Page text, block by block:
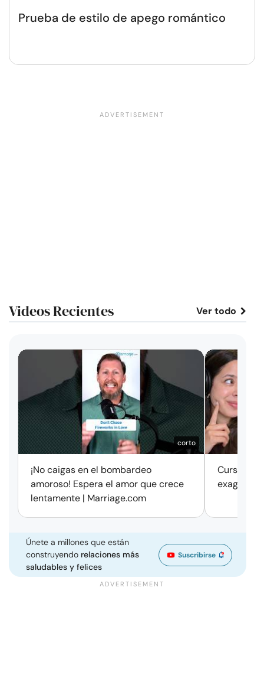
Prueba de estilo de apego romántico
Videos Recientes Ver todo
corto
¡No caigas en el bombardeo
amoroso! Espera el amor que crece
lentamente | Marriage.com
Cursos
Únete a millones que están
construyendo relaciones más
saludables y felices
Suscribirse